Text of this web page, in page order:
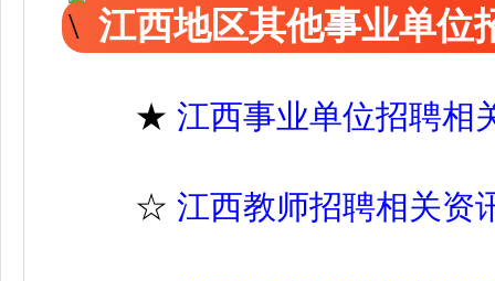
江西地区其他事业单位
★ 江西事业单位招聘相
☆ 江西教师招聘相关资